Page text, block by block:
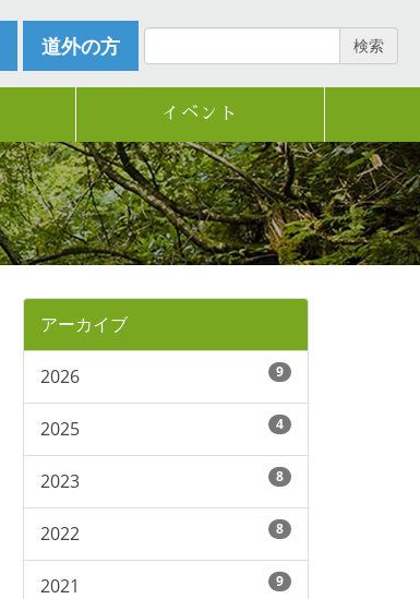
道外の方 検索
イベント
アーカイブ
2026 9
2025 4
2023 8
2022 8
2021 9